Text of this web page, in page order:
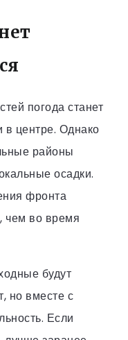
погода станет
в центре. Однако
районы
осадки.
фронта
чем во время
будут
но вместе с
Если